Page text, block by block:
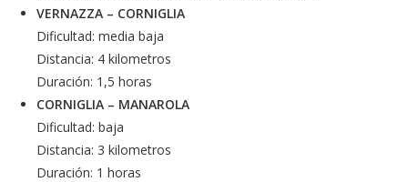
VERNAZZA – CORNIGLIA
Dificultad: media baja
Distancia: 4 kilometros
Duración: 1,5 horas
CORNIGLIA – MANAROLA
Dificultad: baja
Distancia: 3 kilometros
Duración: 1 horas